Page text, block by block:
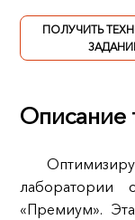
ПОЛУЧИТЬ
Описание
лаборатории
«Премиум».